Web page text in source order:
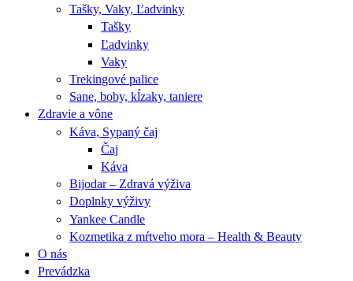
Tašky, Vaky, Ľadvinky
Tašky
Ľadvinky
Vaky
Trekingové palice
Sane, boby, kĺzaky, taniere
Zdravie a vône
Káva, Sypaný čaj
Čaj
Káva
Bijodar – Zdravá výživa
Doplnky výživy
Yankee Candle
Kozmetika z mŕtveho mora – Health & Beauty
O nás
Prevádzka